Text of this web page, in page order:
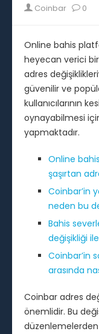
Author
Coinbar 0
Online bahis
heyecan verici
adres
güvenilir ve
kullanıcılarının
oynayabilmesi
yapmaktadır.
Online
şaşırtan
Coinbar’in
neden bu
Bahis
değişikliği
Coinbar’in
arasında
Coinbar adres
önemlidir. Bu